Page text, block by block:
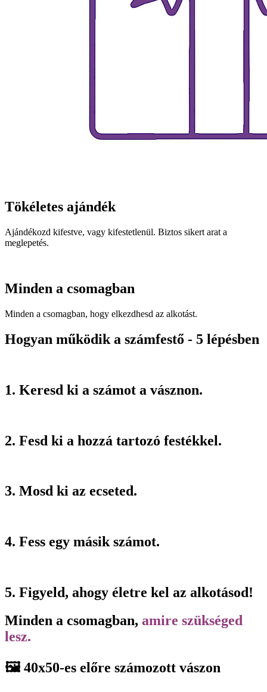
Tökéletes ajándék
Ajándékozd kifestve, vagy kifestetlenül. Biztos sikert arat a
meglepetés.
Minden a csomagban
Minden a csomagban, hogy elkezdhesd az alkotást.
Hogyan működik a számfestő - 5 lépésben
1. Keresd ki a számot a vásznon.
2. Fesd ki a hozzá tartozó festékkel.
3. Mosd ki az ecseted.
4. Fess egy másik számot.
5. Figyeld, ahogy életre kel az alkotásod!
Minden a csomagban, amire szükséged
lesz.
🖼️ 40x50-es előre számozott vászon